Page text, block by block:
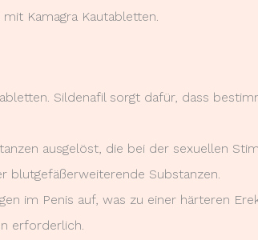
Kamagra Kautabletten.
Sildenafil sorgt dafür, dass
ausgelöst, die bei der sexuellen
blutgefäßerweiterende Substanzen.
im Penis auf, was zu einer härteren
erforderlich.